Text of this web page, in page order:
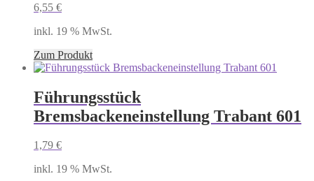
6,55 €
inkl. 19 % MwSt.
Zum Produkt
Führungsstück
Bremsbackeneinstellung Trabant 601
1,79 €
inkl. 19 % MwSt.